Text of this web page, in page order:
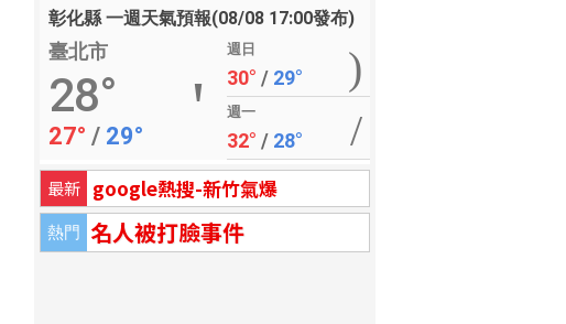
彰化縣 一週天氣預報(08/08 17:00發布)
臺北市
28°
27° / 29°
週日
30° / 29°
週一
32° / 28°
最新 google熱搜-新竹氣爆
熱門 名人被打臉事件